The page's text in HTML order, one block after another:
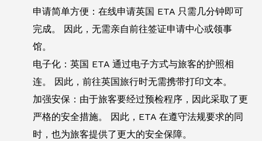
申请简单方便：在线申请英国 ETA 只需几分钟即可
完成。 因此，无需亲自前往签证申请中心或领事
馆。
电子化：英国 ETA 通过电子方式与旅客的护照相
连。 因此，前往英国旅行时无需携带打印文本。
加强安保：由于旅客要经过预检程序，因此采取了更
严格的安全措施。 因此，ETA 在遵守法规要求的同
时，也为旅客提供了更大的安全保障。